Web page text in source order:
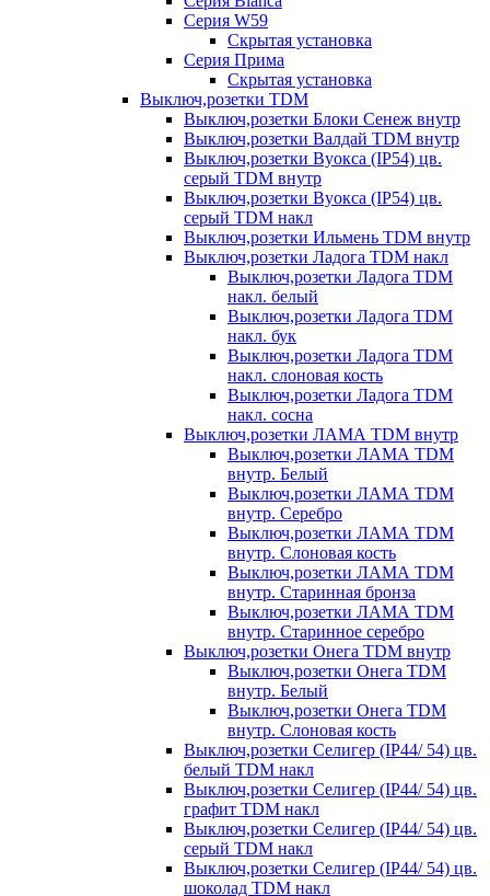
Серия W59
Скрытая установка
Серия Прима
Скрытая установка
Выключ,розетки TDM
Выключ,розетки Блоки Сенеж внутр
Выключ,розетки Валдай TDM внутр
Выключ,розетки Вуокса (IP54) цв.
серый TDM внутр
Выключ,розетки Вуокса (IP54) цв.
серый TDM накл
Выключ,розетки Ильмень TDM внутр
Выключ,розетки Ладога TDM накл
Выключ,розетки Ладога TDM
накл. белый
Выключ,розетки Ладога TDM
накл. бук
Выключ,розетки Ладога TDM
накл. слоновая кость
Выключ,розетки Ладога TDM
накл. сосна
Выключ,розетки ЛАМА TDM внутр
Выключ,розетки ЛАМА TDM
внутр. Белый
Выключ,розетки ЛАМА TDM
внутр. Серебро
Выключ,розетки ЛАМА TDM
внутр. Слоновая кость
Выключ,розетки ЛАМА TDM
внутр. Старинная бронза
Выключ,розетки ЛАМА TDM
внутр. Старинное серебро
Выключ,розетки Онега TDM внутр
Выключ,розетки Онега TDM
внутр. Белый
Выключ,розетки Онега TDM
внутр. Слоновая кость
Выключ,розетки Селигер (IP44/ 54) цв.
белый TDM накл
Выключ,розетки Селигер (IP44/ 54) цв.
графит TDM накл
Выключ,розетки Селигер (IP44/ 54) цв.
серый TDM накл
Выключ,розетки Селигер (IP44/ 54) цв.
шоколад TDM накл